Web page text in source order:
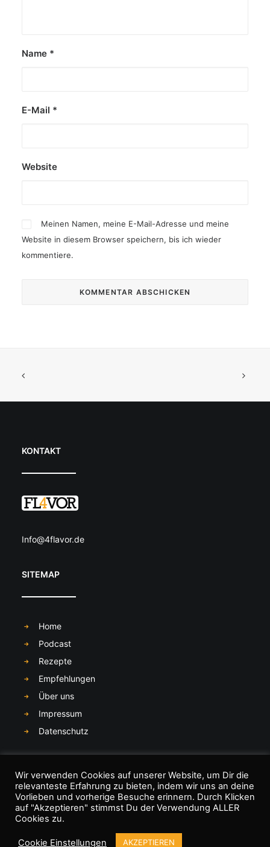
Name *
E-Mail *
Website
Meinen Namen, meine E-Mail-Adresse und meine
Website in diesem Browser speichern, bis ich wieder
kommentiere.
KONTAKT
Info@4flavor.de
SITEMAP
Home
Podcast
Rezepte
Empfehlungen
Über uns
Impressum
Datenschutz
Wir verwenden Cookies auf unserer Website, um Dir die
relevanteste Erfahrung zu bieten, indem wir uns an deine
Vorlieben und vorherige Besuche erinnern. Durch Klicken
auf "Akzeptieren" stimmst Du der Verwendung ALLER
Cookies zu.
Cookie Einstellungen AKZEPTIEREN